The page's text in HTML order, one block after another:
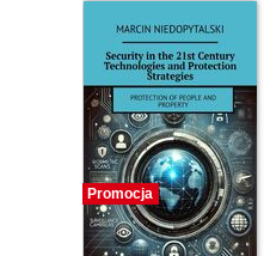
Promocja